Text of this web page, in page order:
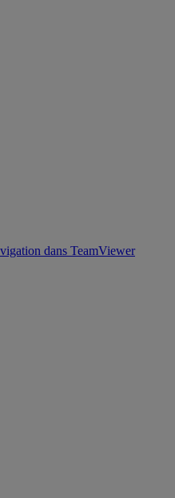
dans TeamViewer